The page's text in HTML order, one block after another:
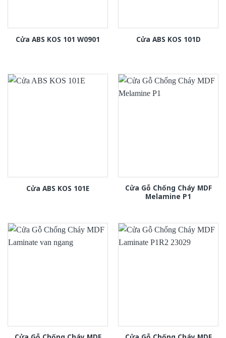
Cửa ABS KOS 101 W0901 Cửa ABS KOS 101D
Cửa ABS KOS 101E
Cửa Gỗ Chống Cháy MDF
Melamine P1